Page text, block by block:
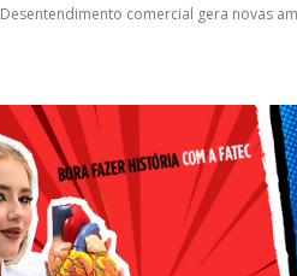
Desentendimento comercial gera novas